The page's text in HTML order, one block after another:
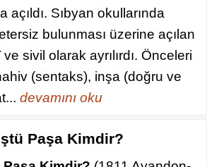
açıldı. Sıbyan okullarında
bulunması üzerine açılan
sivil olarak ayrılırdı. Önceleri
(sentaks), inşa (doğru ve
devamını oku
Paşa Kimdir?